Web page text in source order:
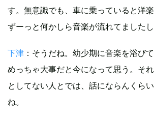
す。無意識でも、車に乗っていると洋楽
ずーっと何かしら音楽が流れてましたし
下津 ：そうだね。幼少期に音楽を浴び
めっちゃ大事だと今になって思う。そ
としてない人とでは、話にならんくら
ね。